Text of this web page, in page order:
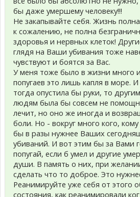
бы даже умершему человеку!!!
Не закапывайте себя. Жизнь
к сожалению, не полна
здоровья и нервных клеток!
глядя на Ваши убивания тоже
чувствуют и боятся за Вас.
У меня тоже было в жизни много
попугаев это лишь капля в море.
тогда опустила бы руки, то
людям была бы совсем не
лечит, но оно же иногда и
боли. Но - вокруг много кого,
бы в разы нужнее Ваших
убиваний. И вот этим бы за Вами
попугай, если б умел и другие
души. В память о них, при
сделать что то доброе. Это
Реанимируйте уже себя от этого
состояния, как реанимировали